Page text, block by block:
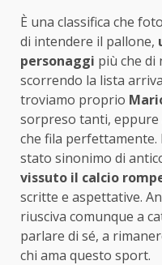
È una classifica che
di intendere il pallone,
personaggi più che di
scorrendo la lista
troviamo proprio
sorpreso tanti, eppure
che fila
stato sinonimo di
vissuto il calcio
scritte e aspettative.
riusciva comunque a
parlare di sé, a
chi ama questo sport.